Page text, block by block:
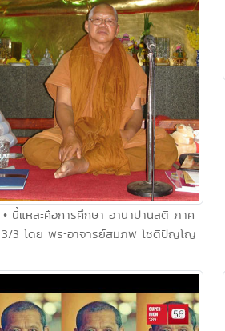
• นี้แหละคือการศึกษา อานาปานสติ ภาค
3/3 โดย พระอาจารย์สมภพ โชติปัญโญ